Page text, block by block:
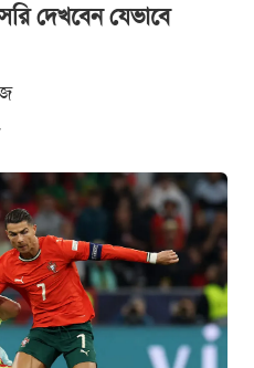
দেখবেন যেভাবে